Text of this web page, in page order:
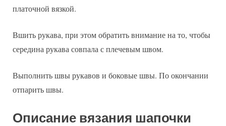
платочной вязкой.
Вшить рукава, при этом обратить внимание на то, чтобы
середина рукава совпала с плечевым швом.
Выполнить швы рукавов и боковые швы. По окончании
отпарить швы.
Описание вязания шапочки